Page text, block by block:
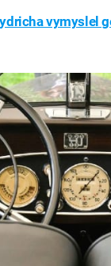
vymyslel